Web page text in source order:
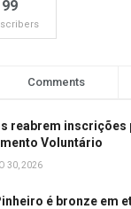
99
Comments
reabrem inscrições
Voluntário
30, 2026
é bronze em